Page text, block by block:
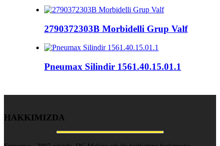
2790372303B Morbidelli Grup Valf
Pneumax Silindir 1561.40.15.01.1
HAKKIMIZDA